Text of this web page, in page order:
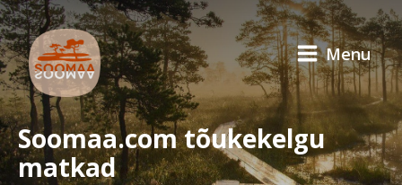
Menu
Soomaa.com tõukekelgu
matkad